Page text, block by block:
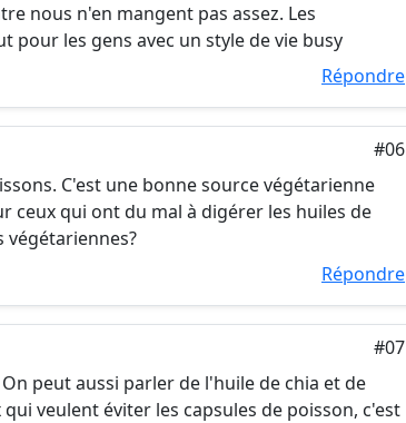
nous n'en mangent pas assez. Les
les gens avec un style de vie busy
Répondre
#06
C'est une bonne source végétarienne
ceux qui ont du mal à digérer les huiles de
végétariennes?
Répondre
#07
peut aussi parler de l'huile de chia et de
veulent éviter les capsules de poisson, c'est